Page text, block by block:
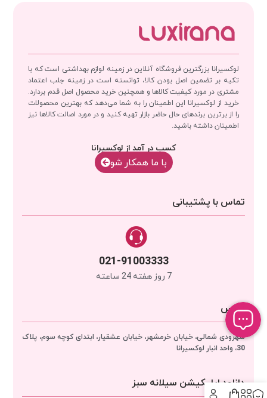
لوکسیرانا بزرگترین فروشگاه آنلاین در زمینه لوازم بهداشتی است که با
تکیه بر تضمین اصل بودن کالا، توانسته است در زمینه جلب اعتماد
مشتری در مورد کیفیت کالاها و همچنین خرید محصول اصل قدم بردارد.
خرید از لوکسیرانا این اطمینان را به شما می‌دهد که بهترین محصولات
را از برترین برندهای حال حاضر بازار تهیه کنید و در مورد اصالت کالاها نیز
اطمینان داشته باشید.
کسب در آمد از لوکسیرانا
با‌‌ ما همکار شو
تماس با پشتیبانی
021-91003333
7 روز هفته 24 ساعته
آدرس
سهرودی شمالی، خیابان خرمشهر، خیابان عشقیار، ابتدای کوچه سوم، پلاک
30، واحد انبار
لوکسیرانا
دانلود اپلیکیشن سیلانه سبز